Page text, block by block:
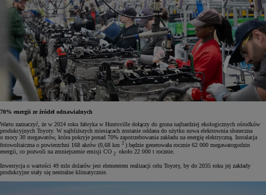
70% energii ze źródeł odnawialnych
Warto zaznaczyć, że w 2024 roku fabryka w Huntsville dołączy do grona najbardziej ekologicznych ośrodków
produkcyjnych Toyoty. W najbliższych miesiącach zostanie oddana do użytku nowa elektrownia słoneczna
o mocy 30 megawatów, która pokryje ponad 70% zapotrzebowania zakładu na energię elektryczną. Instalacja
fotowoltaiczna o powierzchni 168 akrów (0,68 km 2 ) będzie generowała rocznie 62 000 megawatogodzin
energii, co pozwoli na zmniejszenie emisji CO 2 około 22 000 t rocznie.
Inwestycja o wartości 49 mln dolarów jest elementem realizacji celu Toyoty, by do 2035 roku jej zakłady
produkcyjne stały się neutralne klimatycznie.